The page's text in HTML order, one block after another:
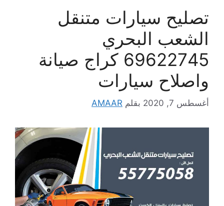
تصليح سيارات متنقل
الشعب البحري
69622745 كراج صيانة
واصلاح سيارات
أغسطس 7, 2020 بقلم AMAAR